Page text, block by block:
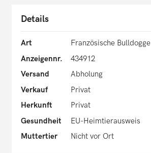
Details
Art
Französische Bulldogge
Anzeigennr.
434912
Versand
Abholung
Verkauf
Privat
Herkunft
Privat
Gesundheit
EU-Heimtierausweis
Muttertier
Nicht vor Ort